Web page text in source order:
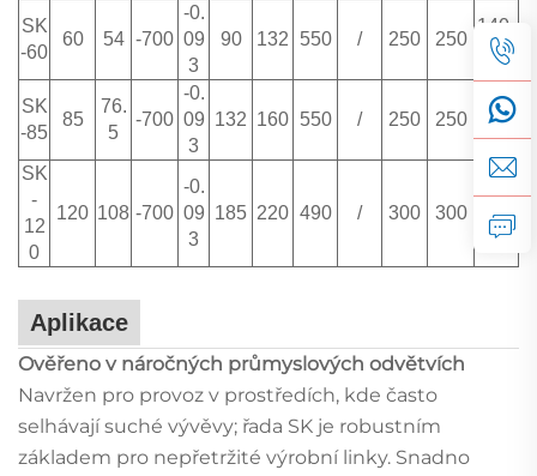
SK
-60
60 54 -700
-0.
09
3
90 132 550 / 250 250
140-
180
SK
-85
85
76.
5
-700
-0.
09
3
132 160 550 / 250 250
180-
SK
-
12
0
120 108 -700
-0.
09
3
185 220 490 / 300 300
220-
260
Aplikace
Ověřeno v náročných průmyslových odvětvích
Navržen pro provoz v prostředích, kde často
selhávají suché vývěvy; řada SK je robustním
základem pro nepřetržité výrobní linky. Snadno